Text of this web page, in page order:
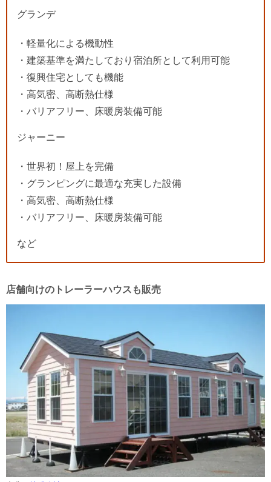
グランデ
・軽量化による機動性
・建築基準を満たしており宿泊所として利用可能
・復興住宅としても機能
・高気密、高断熱仕様
・バリアフリー、床暖房装備可能
ジャーニー
・世界初！屋上を完備
・グランピングに最適な充実した設備
・高気密、高断熱仕様
・バリアフリー、床暖房装備可能
など
店舗向けのトレーラーハウスも販売